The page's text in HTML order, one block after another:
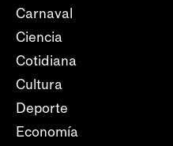
Carnaval
Ciencia
Cotidiana
Cultura
Deporte
Economía